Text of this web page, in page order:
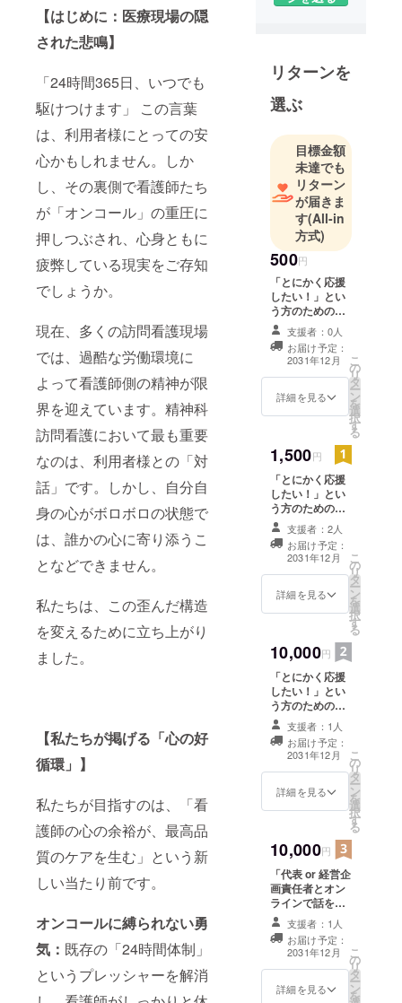
【はじめに：医療現場の隠
された悲鳴】
「24時間365日、いつでも
駆けつけます」 この言葉
は、利用者様にとっての安
心かもしれません。しか
し、その裏側で看護師たち
が「オンコール」の重圧に
押しつぶされ、心身ともに
疲弊している現実をご存知
でしょうか。
現在、多くの訪問看護現場
では、過酷な労働環境に
よって看護師側の精神が限
界を迎えています。精神科
訪問看護において最も重要
なのは、利用者様との「対
話」です。しかし、自分自
身の心がボロボロの状態で
は、誰かの心に寄り添うこ
となどできません。
私たちは、この歪んだ構造
を変えるために立ち上がり
ました。
【私たちが掲げる「心の好
循環」】
私たちが目指すのは、「看
護師の心の余裕が、最高品
質のケアを生む」という新
しい当たり前です。
オンコールに縛られない勇
気 ： 既存の「24時間体制」
というプレッシャーを解消
リターンを
選ぶ
目標金額
未達でも
リターン
が届きま
す(All-in
方式)
500円
「とにかく応援
したい！」とい
う方のためのプ
ランです！ SNS
またはHPにお名
前を掲載希望か
否かをご記入く
ださい。 掲載を
ご希望の方は、
・掲載期間：事
業が存続する限
り掲載予定だ
が、諸事情によ
り掲載終了の可
能性あり。 ・掲
載方法：文字の
み掲載 このリ
ターンは1.500
ターンと同じ内
容になります。
支援者：0人
お届け予定：
2031年12月
詳細を見る
こ
の
リ
タ
ー
ン
を
選
択
す
る
1,500円
「とにかく応援
したい！」とい
う方のためのプ
ランです！ SNS
またはHPにお名
前を掲載希望か
否かをご記入く
ださい。 掲載を
ご希望の方は、
・掲載期間：事
業が存続する限
り掲載予定だ
が、諸事情によ
り掲載終了の可
能性あり。 ・掲
載方法：文字の
み掲載 このリ
ターンは500
ターンと同じ内
容になります。
支援者：2人
お届け予定：
2031年12月
詳細を見る
こ
の
リ
タ
ー
ン
を
選
択
す
る
10,000円
「とにかく応援
したい！」とい
う方のためのプ
ランです！ SNS
またはHPにお名
前を掲載希望か
否かをご記入く
ださい。 掲載を
ご希望の方は、
・掲載期間：事
業が存続する限
り掲載予定だ
が、諸事情によ
り掲載終了の可
能性あり。 ・掲
載方法：文字の
み掲載 このリ
ターンは500
ターンと同じ内
支援者：1人
お届け予定：
2031年12月
詳細を見る
こ
の
リ
タ
ー
ン
を
選
択
す
る
10,000円
「代表 or 経営企
画責任者とオン
ラインで話をし
たい。」という
方のためのプラ
ンです！ SNSま
たはHPにお名前
の掲載をご希望
の方は、概要欄
支援者：1人
お届け予定：
2031年12月
詳細を見る
こ
の
リ
タ
ー
ン
を